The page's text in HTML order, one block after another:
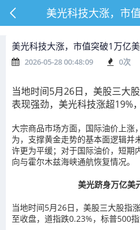
美光科技大涨，市
美光科技大涨，市值突破1万亿
2026-05-28 00:48:09 0次
当地时间5月26日，美股三大
表现强劲，美光科技涨超19%
大宗商品市场方面，国际油价上涨
为，支撑黄金走势的基本面逻辑并
许更为平缓；对于国际油价，短期
向与霍尔木兹海峡通航恢复情况。
美光跻身万亿美
当地时间5月26日，美股三大股指
至收盘，道指跌0.23%，标普500